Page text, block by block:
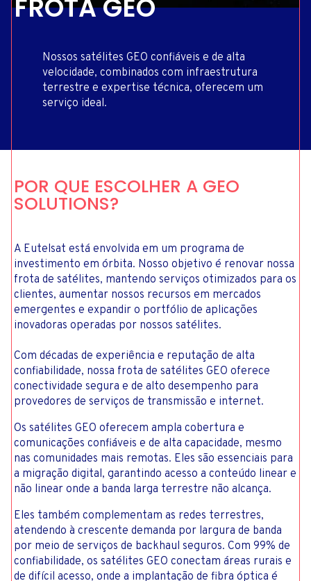
FROTA GEO
Nossos satélites GEO confiáveis e de alta
velocidade, combinados com infraestrutura
terrestre e expertise técnica, oferecem um
serviço ideal.
POR QUE ESCOLHER A GEO
SOLUTIONS?
A Eutelsat está envolvida em um programa de
investimento em órbita. Nosso objetivo é renovar nossa
frota de satélites, mantendo serviços otimizados para os
clientes, aumentar nossos recursos em mercados
emergentes e expandir o portfólio de aplicações
inovadoras operadas por nossos satélites.
Com décadas de experiência e reputação de alta
confiabilidade, nossa frota de satélites GEO oferece
conectividade segura e de alto desempenho para
provedores de serviços de transmissão e internet.
Os satélites GEO oferecem ampla cobertura e
comunicações confiáveis ​​e de alta capacidade, mesmo
nas comunidades mais remotas. Eles são essenciais para
a migração digital, garantindo acesso a conteúdo linear e
não linear onde a banda larga terrestre não alcança.
Eles também complementam as redes terrestres,
atendendo à crescente demanda por largura de banda
por meio de serviços de backhaul seguros. Com 99% de
confiabilidade, os satélites GEO conectam áreas rurais e
de difícil acesso, onde a implantação de fibra óptica é